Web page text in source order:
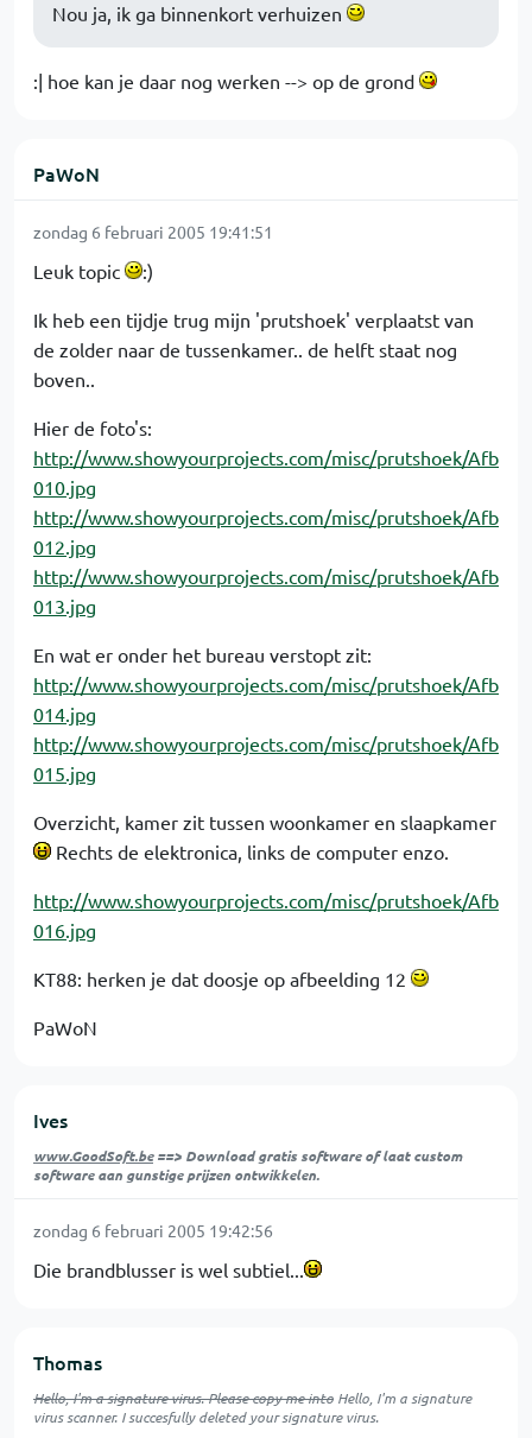
Nou ja, ik ga binnenkort verhuizen
:| hoe kan je daar nog werken --> op de grond
PaWoN
zondag 6 februari 2005 19:41:51
Leuk topic :)
Ik heb een tijdje trug mijn 'prutshoek' verplaatst van
de zolder naar de tussenkamer.. de helft staat nog
boven..
Hier de foto's:
http://www.showyourprojects.com/misc/prutshoek/Afb
010.jpg
http://www.showyourprojects.com/misc/prutshoek/Afb
012.jpg
http://www.showyourprojects.com/misc/prutshoek/Afb
013.jpg
En wat er onder het bureau verstopt zit:
http://www.showyourprojects.com/misc/prutshoek/Afb
014.jpg
http://www.showyourprojects.com/misc/prutshoek/Afb
015.jpg
Overzicht, kamer zit tussen woonkamer en slaapkamer
Rechts de elektronica, links de computer enzo.
http://www.showyourprojects.com/misc/prutshoek/Afb
016.jpg
KT88: herken je dat doosje op afbeelding 12
PaWoN
Ives
www.GoodSoft.be==> Download gratis software of laat custom
software aan gunstige prijzen ontwikkelen.
zondag 6 februari 2005 19:42:56
Die brandblusser is wel subtiel...
Thomas
Hello, I'm a signature virus. Please copy me into Hello, I'm a signature
virus scanner. I succesfully deleted your signature virus.